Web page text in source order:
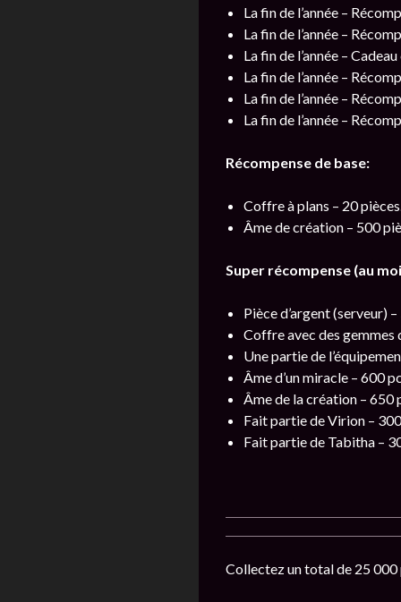
La fin de l’année –
La fin de l’année –
La fin de l’année –
La fin de l’année –
La fin de l’année –
La fin de l’année –
Récompense de base:
Coffre à plans – 20
Âme de création – 500
Super récompense (au
Pièce d’argent (serveur)
Coffre avec des gemmes
Une partie de
Âme d’un miracle – 600
Âme de la création – 650
Fait partie de Virion –
Fait partie de Tabitha –
Collectez un total de 25